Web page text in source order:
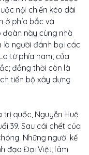
nội chiến kéo dài
ở phía bắc và
đoàn này cùng nhà
là người đánh bại các
từ phía nam, của
đồng thời còn là
tiến bộ xây dựng
trị quốc, Nguyễn Huệ
39. Sau cái chết của
Những người kế
đạo Đại Việt, lâm